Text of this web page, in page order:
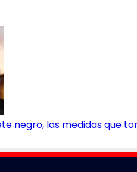
negro, las medidas que